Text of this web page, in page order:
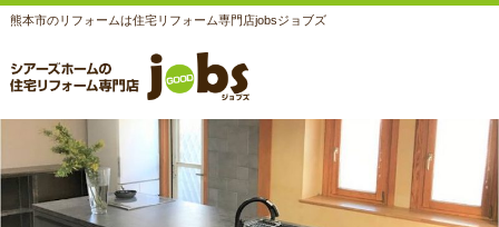
熊本市のリフォームは住宅リフォーム専門店jobsジョブズ